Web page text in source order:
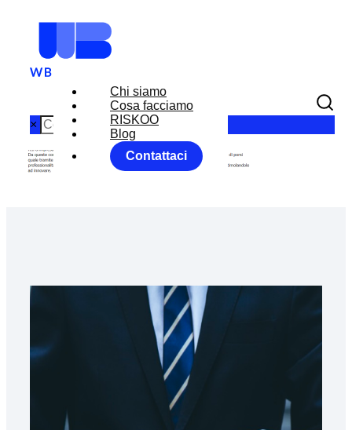
Chi siamo
Cosa facciamo
RISKOO
Blog
Contattaci
×